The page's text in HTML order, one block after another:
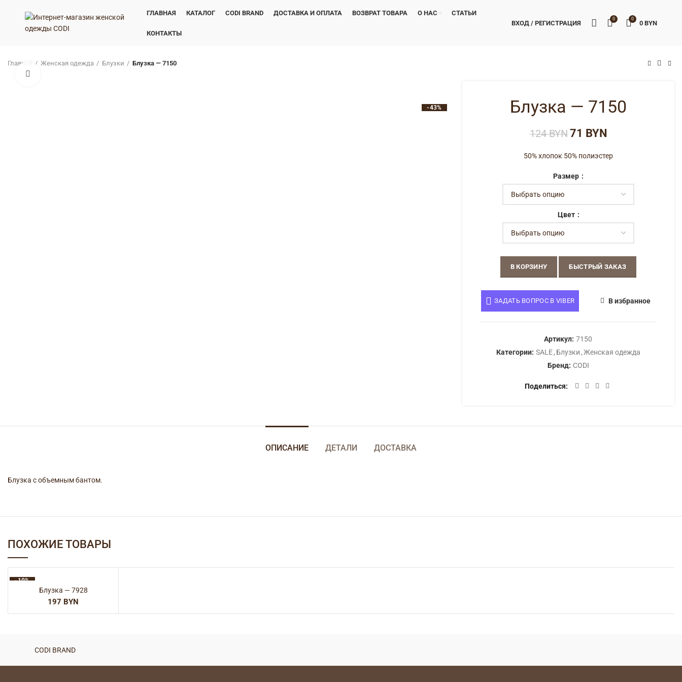
ГЛАВНАЯ КАТАЛОГ CODI BRAND ДОСТАВКА И ОПЛАТА ВОЗВРАТ ТОВАРА О НАС СТАТЬИ
КОНТАКТЫ
ВХОД / РЕГИСТРАЦИЯ
0 0
0BYN
Главная Женская одежда Блузки Блузка — 7150
-43% Блузка — 7150
124BYN71 BYN
50% хлопок 50% полиэстер
Размер
Цвет
В КОРЗИНУ БЫСТРЫЙ ЗАКАЗ
ЗАДАТЬ ВОПРОС В VIBER В избранное
Артикул: 7150
Категории: SALE , Блузки ,Женская одежда
Бренд: CODI
Поделиться
ОПИСАНИЕ ДЕТАЛИ ДОСТАВКА
Блузка с объемным бантом.
ПОХОЖИЕ ТОВАРЫ
-10%
Блузка — 7928
BYN
CODI BRAND